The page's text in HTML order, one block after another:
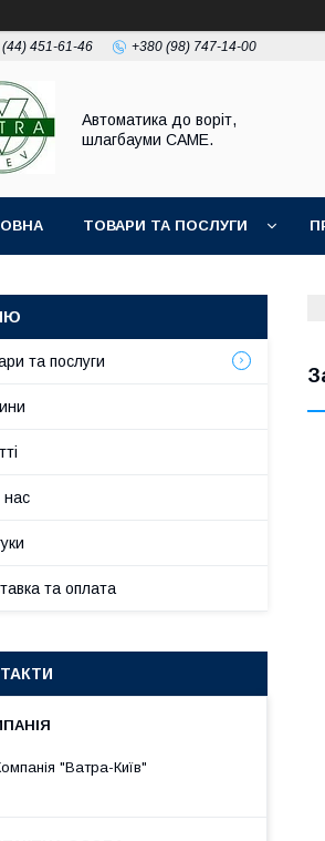
451-61-46 +380 (98) 747-14-00
Автоматика до воріт,
шлагбауми CAME.
ТОВАРИ ТА ПОСЛУГИ
та послуги
та оплата
"Ватра-Київ"